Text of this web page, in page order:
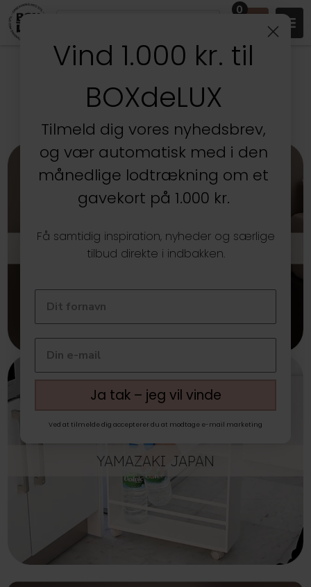
0
OPBEVARING, ORGANISERING &
DESIGN SIDEN 2005
LAKE EGETRÆ
YAMAZAKI JAPAN
Vind 1.000 kr. til
BOXdeLUX
Tilmeld dig vores nyhedsbrev,
og vær automatisk med i den
månedlige lodtrækning om et
gavekort på 1.000 kr.
Få samtidig inspiration, nyheder og særlige
tilbud direkte i indbakken.
Ja tak – jeg vil vinde
Ved at tilmelde dig accepterer du at modtage e-mail marketing